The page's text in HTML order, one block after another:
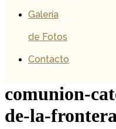
Galería
de Fotos
Contacto
comunion-
de-la-